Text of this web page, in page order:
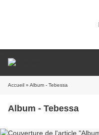
Accueil » Album - Tebessa
Album - Tebessa